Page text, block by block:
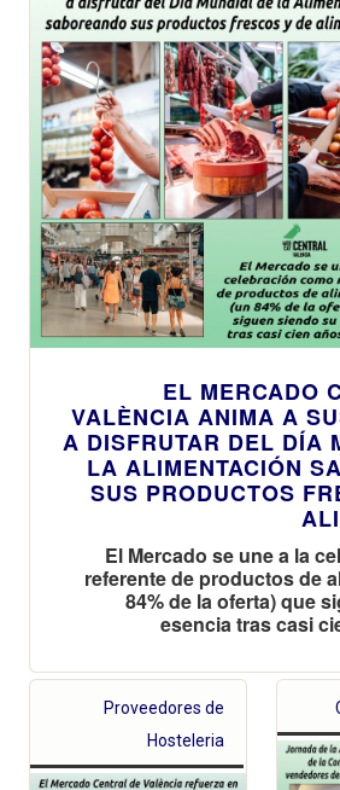
EL MERCADO
VALÈNCIA ANIMA A
A DISFRUTAR DEL DÍA
LA ALIMENTACIÓN
SUS PRODUCTOS
El Mercado se une a la
referente de productos de
84% de la oferta) que
esencia tras casi
Proveedores de
Hosteleria